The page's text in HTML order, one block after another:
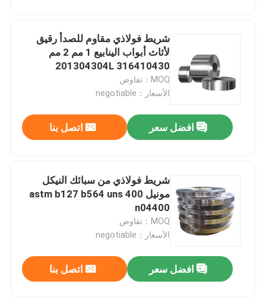
شريط فولاذي مقاوم للصدأ رقيق
لأثاث أبواب الينابيع 1 مم 2 مم
201304304L 316410430
MOQ：تفاوض
الأسعار：negotiable
افضل سعر اتصل بنا
شريط فولاذي من سبائك النيكل
مونيل 400 astm b127 b564 uns
n04400
MOQ：تفاوض
الأسعار：negotiable
افضل سعر اتصل بنا